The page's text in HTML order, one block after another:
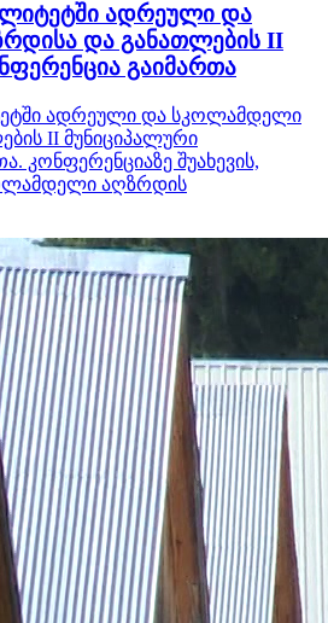
ადრეული და
და განათლების II
გაიმართა
ადრეული და სკოლამდელი
II მუნიციპალური
კონფერენციაზე შუახევის,
აღზრდის